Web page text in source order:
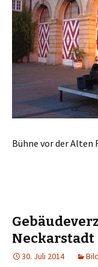
Bühne vor der Alten
Neckarstadt
30. Juli 2014 Bild